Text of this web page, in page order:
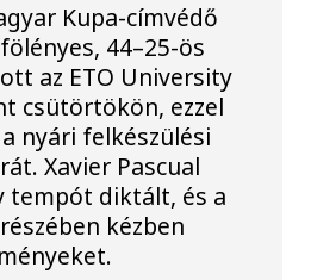
Kupa-címvédő
44–25-ös
az ETO University
csütörtökön, ezzel
nyári felkészülési
Xavier Pascual
tempót diktált, és a
kézben